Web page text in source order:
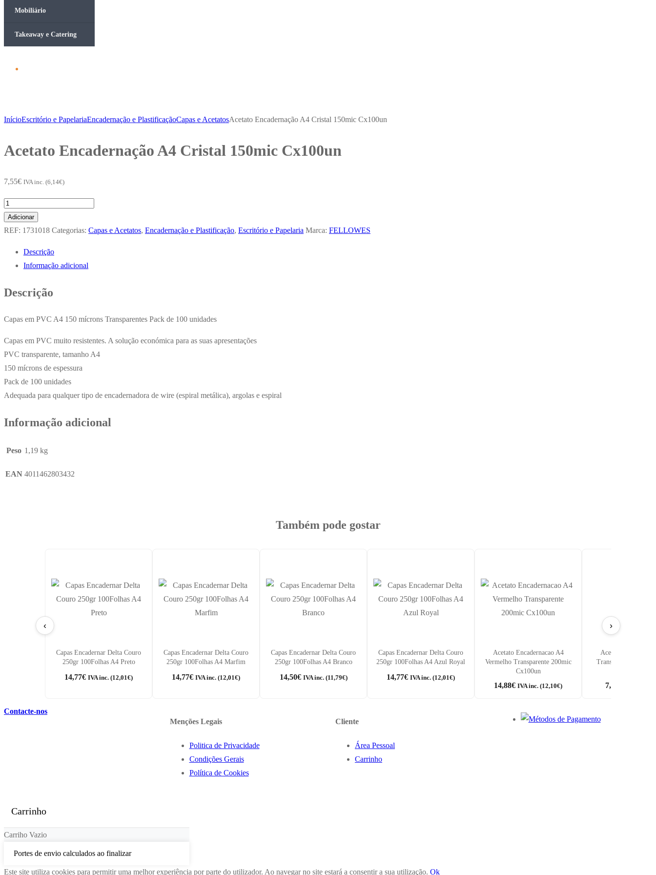
Mobiliário
Takeaway e Catering
InícioEscritório e PapelariaEncadernação e PlastificaçãoCapas e AcetatosAcetato Encadernação A4 Cristal 150mic Cx100un
Acetato Encadernação A4 Cristal 150mic Cx100un
7,55€ IVA inc. (6,14€)
Quantidade
de
Acetato
Cx100un
Adicionar
REF: 1731018 Categorias: Capas e Acetatos, Encadernação e Plastificação, Escritório e Papelaria Marca: FELLOWES
Descrição
Informação adicional
Descrição
Capas em PVC A4 150 mícrons Transparentes Pack de 100 unidades
Capas em PVC muito resistentes. A solução económica para as suas apresentações
PVC transparente, tamanho A4
150 mícrons de espessura
Pack de 100 unidades
Adequada para qualquer tipo de encadernadora de wire (espiral metálica), argolas e espiral
Informação adicional
Peso 1,19 kg
EAN 4011462803432
Também pode gostar
Capas Encadernar Delta Couro
250gr 100Folhas A4 Preto
14,77€ IVA inc. (12,01€)
Capas Encadernar Delta Couro
250gr 100Folhas A4 Marfim
14,77€ IVA inc. (12,01€)
Capas Encadernar Delta Couro
250gr 100Folhas A4 Branco
14,50€ IVA inc. (11,79€)
Capas Encadernar Delta Couro
250gr 100Folhas A4 Azul Royal
14,77€ IVA inc. (12,01€)
Acetato Encadernacao A4
Vermelho Transparente 200mic
Cx100un
14,88€ IVA inc. (12,10€)
Acetato
Transparente Cristal
7,68
‹ ›
Contacte-nos
Menções Legais
Politica de Privacidade
Condições Gerais
Política de Cookies
Cliente
Área Pessoal
Carrinho
Carrinho
Carriho Vazio
Portes de envio calculados ao finalizar
Este site utiliza cookies para permitir uma melhor experiência por parte do utilizador. Ao navegar no site estará a consentir a sua utilização. Ok